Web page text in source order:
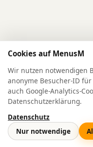
Cookies auf MenusM
Wir nutzen notwendigen
anonyme Besucher-ID
auch Google-Analytics-
Datenschutzerklärung.
Datenschutz
Nur notwendige